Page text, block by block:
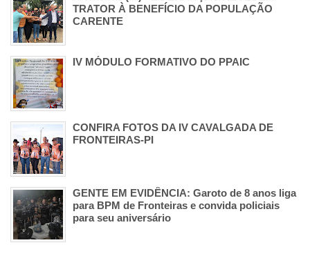
TRATOR À BENEFÍCIO DA POPULAÇÃO
CARENTE
IV MÓDULO FORMATIVO DO PPAIC
CONFIRA FOTOS DA IV CAVALGADA DE
FRONTEIRAS-PI
GENTE EM EVIDÊNCIA: Garoto de 8 anos liga
para BPM de Fronteiras e convida policiais
para seu aniversário